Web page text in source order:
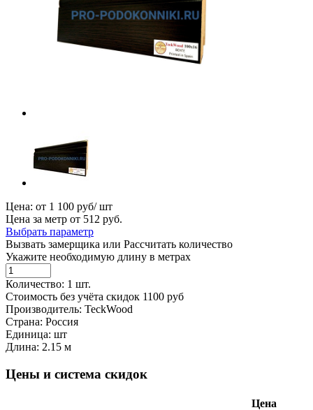
Цена: от 1 100 руб/ шт
Цена за метр от 512 руб.
Выбрать параметр
Вызвать замерщика или Рассчитать количество
Укажите необходимую длину в метрах
Количество: 1 шт.
Cтоимость без учёта скидок 1100 руб
Производитель: TeckWood
Страна: Россия
Единица: шт
Длина: 2.15 м
Цены и система скидок
Цена